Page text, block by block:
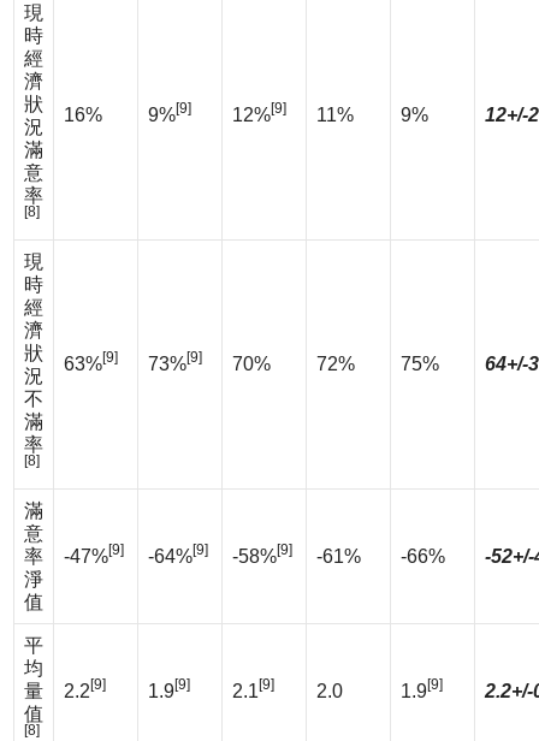
現
時
經
濟
狀
況
滿
意
率
[8]
16% 9%[9] 12%[9] 11% 9% 12+/-
現
時
經
濟
狀
況
不
滿
率
[8]
63%[9] 73%[9] 70% 72% 75% 64+/-
滿
意
率
淨
值
-47%[9] -64%[9] -58%[9] -61% -66% -52+/-
平
均
量
值
[8]
2.2 [9] 1.9[9] 2.1 [9] 2.0 1.9[9] 2.2+/-